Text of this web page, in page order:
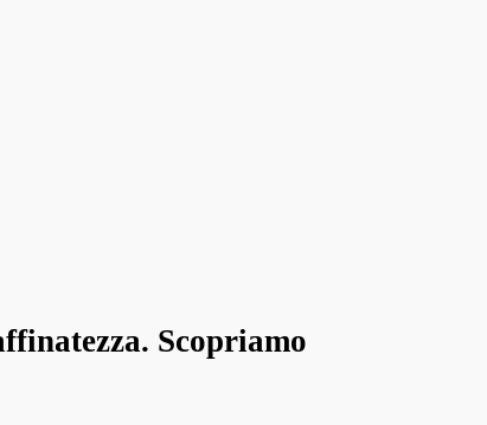
Scopriamo